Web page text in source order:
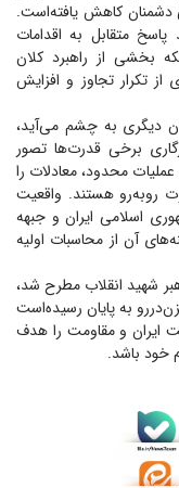
دشمنان کاهش یافته‌است.
متقابل به اقدامات
بخشی از راهبرد کلان
تکرار تجاوز و افزایش
دیگری به چشم می‌آید،
برخی قدرت‌ها تصور
محدود، معادلات را
روبه‌رو هستند. واقعیت
اسلامی ایران و جبهه
آن از محاسبات اولیه
شهید انقلاب مطرح شد،
به پایان رسیده‌است
ایران و مقاومت را هدف
خود باشد.